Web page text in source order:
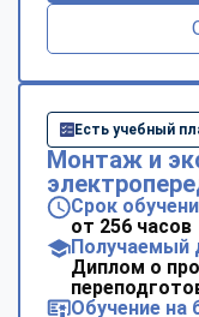
Есть учебный
Монтаж и
Срок
от 256 часов
Получаемый
Диплом о
Обучение на